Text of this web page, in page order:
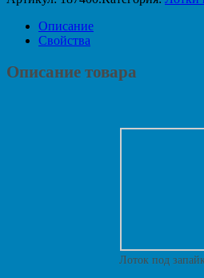
Описание
Свойства
Описание товара
Лоток под